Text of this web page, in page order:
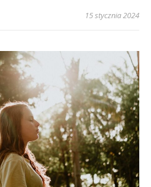
15 stycznia 2024